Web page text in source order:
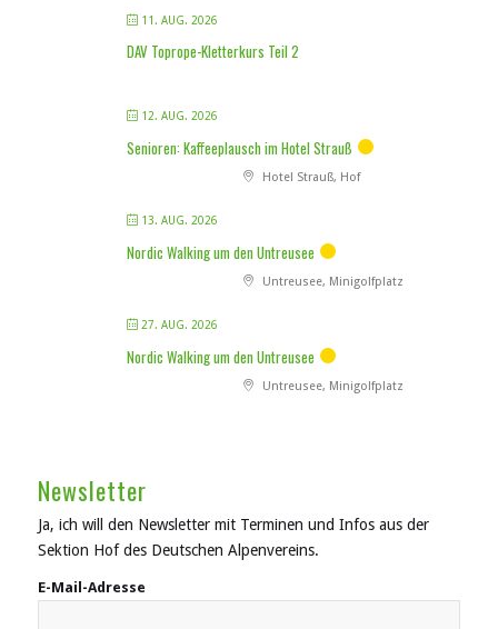
11. AUG. 2026
DAV Toprope-Kletterkurs Teil 2
12. AUG. 2026
Senioren: Kaffeeplausch im Hotel Strauß
Hotel Strauß, Hof
13. AUG. 2026
Nordic Walking um den Untreusee
Untreusee, Minigolfplatz
27. AUG. 2026
Nordic Walking um den Untreusee
Untreusee, Minigolfplatz
Newsletter
Ja, ich will den Newsletter mit Terminen und Infos aus der
Sektion Hof des Deutschen Alpenvereins.
E-Mail-Adresse